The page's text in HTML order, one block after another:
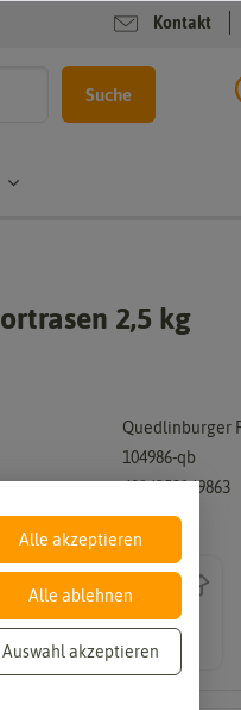
Kontakt
Suche
2,5 kg
Quedlinburger
104986-qb
4014352149863
ist enthalten
Alle akzeptieren
Alle ablehnen
Auswahl akzeptieren